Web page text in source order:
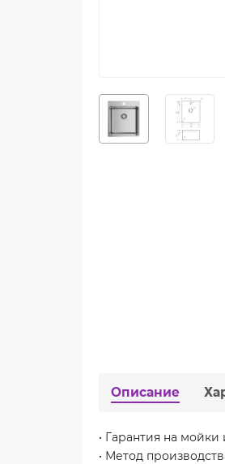
Описание
• Гарантия на
• Метод